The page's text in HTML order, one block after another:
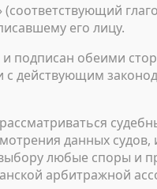
его лицу.
подписан обеими
действующим
данных судов,
любые споры и
арбитражной